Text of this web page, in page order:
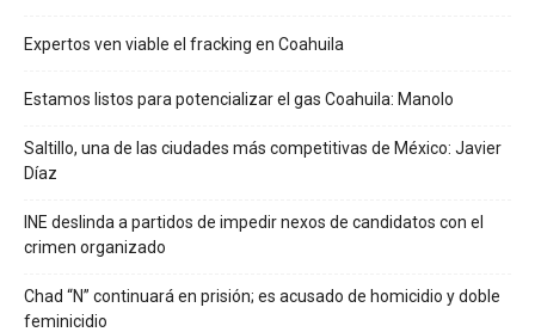
Expertos ven viable el fracking en Coahuila
Estamos listos para potencializar el gas Coahuila: Manolo
Saltillo, una de las ciudades más competitivas de México: Javier
Díaz
INE deslinda a partidos de impedir nexos de candidatos con el
crimen organizado
Chad “N” continuará en prisión; es acusado de homicidio y doble
feminicidio